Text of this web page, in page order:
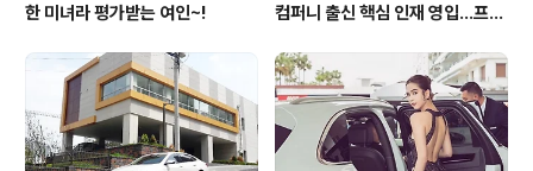
한 미녀라 평가받는 여인~!
컴퍼니 출신 핵심 인재 영입…프리